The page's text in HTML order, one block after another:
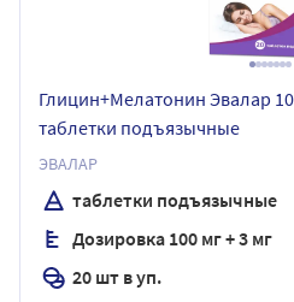
Глицин+Мелатонин Эвалар
таблетки подъязычные
ЭВАЛАР
таблетки подъязычные
Дозировка 100 мг + 3 мг
20 шт в уп.